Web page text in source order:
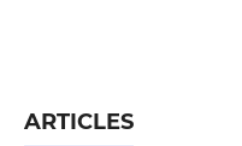
ARTICLES